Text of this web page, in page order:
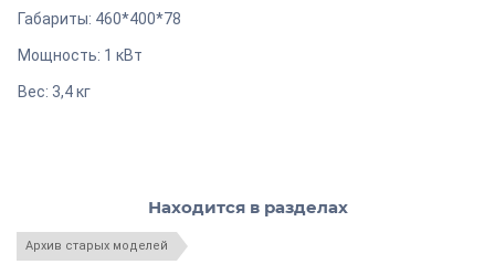
Габариты: 460*400*78
Мощность: 1 кВт
Вес: 3,4 кг
Находится в разделах
Архив старых моделей